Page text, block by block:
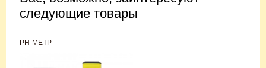
следующие товары
PH-МЕТР